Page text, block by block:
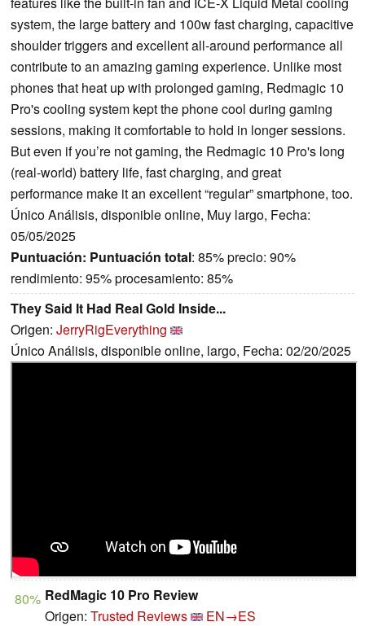
system, the large battery and 100w fast charging, capacitive
shoulder triggers and excellent all-around performance all
contribute to an amazing gaming experience. Unlike most
phones that heat up with prolonged gaming, Redmagic 10
Pro's cooling system kept the phone cool during gaming
sessions, making it comfortable to hold in longer sessions.
But even if you’re not gaming, the Redmagic 10 Pro's long
(real-world) battery life, fast charging, and great
performance make it an excellent “regular” smartphone, too.
Único Análisis, disponible online, Muy largo, Fecha:
05/05/2025
Puntuación: Puntuación total: 85% precio: 90%
rendimiento: 95% procesamiento: 85%
They Said It Had Real Gold Inside...
Origen: JerryRigEverything
Único Análisis, disponible online, largo, Fecha: 02/20/2025
80% RedMagic 10 Pro Review
Origen: Trusted Reviews
EN→ES